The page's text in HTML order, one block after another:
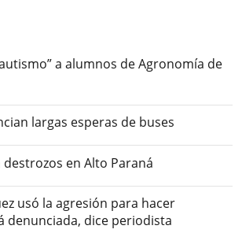
a alumnos de Agronomía de
largas esperas de buses
en Alto Paraná
usó la agresión para hacer
denunciada, dice periodista